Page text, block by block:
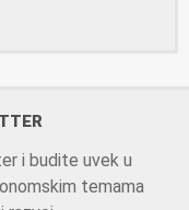
i budite uvek u
temama